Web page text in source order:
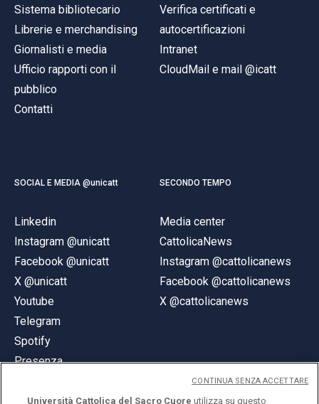
Sistema bibliotecario
Librerie e merchandising
Giornalisti e media
Ufficio rapporti con il
pubblico
Contatti
Verifica certificati e
autocertificazioni
Intranet
CloudMail e mail @icatt
SOCIAL E MEDIA @unicatt
Linkedin
Instagram @unicatt
Facebook @unicatt
X @unicatt
Youtube
Telegram
Spotify
Presenza
SECONDO TEMPO
Media center
CattolicaNews
Instagram @cattolicanews
Facebook @cattolicanews
X @cattolicanews
Università Cattolica del Sacro Cuore utilizza su questo
CONTINUA SENZA ACCETTARE